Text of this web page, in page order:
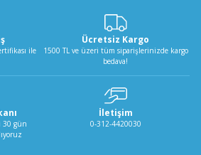
ile
Ücretsiz Kargo
1500 TL ve üzeri tüm siparişlerinizde kargo
bedava!
30 gün
İletişim
0-312-4420030